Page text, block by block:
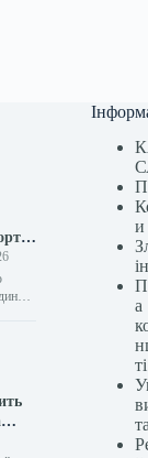
и
а
ті